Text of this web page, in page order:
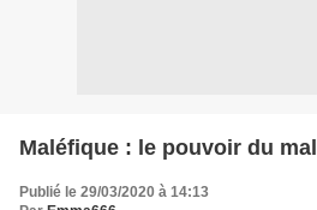
Maléfique : le pouvoir du mal
Publié le 29/03/2020 à 14:13